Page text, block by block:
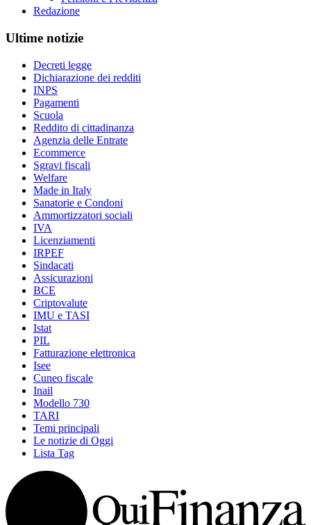
Redazione
Ultime notizie
Decreti legge
Dichiarazione dei redditi
INPS
Pagamenti
Scuola
Reddito di cittadinanza
Agenzia delle Entrate
Ecommerce
Sgravi fiscali
Welfare
Made in Italy
Sanatorie e Condoni
Ammortizzatori sociali
IVA
Licenziamenti
IRPEF
Sindacati
Assicurazioni
BCE
Criptovalute
IMU e TASI
Istat
PIL
Fatturazione elettronica
Isee
Cuneo fiscale
Inail
Modello 730
TARI
Temi principali
Le notizie di Oggi
Lista Tag